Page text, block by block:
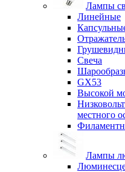
Лампы
Линейные
Свеча
GX53
Высокой
местного
Лампы